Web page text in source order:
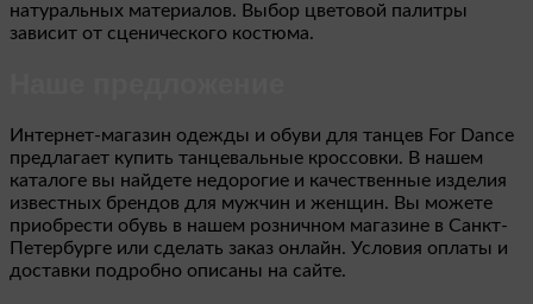
натуральных материалов. Выбор цветовой палитры
зависит от сценического костюма.
Интернет-магазин одежды и обуви для танцев For Dance
предлагает купить танцевальные кроссовки. В нашем
каталоге вы найдете недорогие и качественные изделия
известных брендов для мужчин и женщин. Вы можете
приобрести обувь в нашем розничном магазине в Санкт-
Петербурге или сделать заказ онлайн. Условия оплаты и
доставки подробно описаны на сайте.